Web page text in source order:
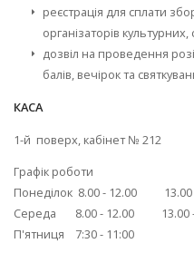
реєстрація для сплати
організаторів
дозвіл на проведення
балів, вечірок та
КАСА
1-й поверх, кабінет № 212
Графік роботи
Понеділок 8.00 - 12.00 13.00
Середа 8.00 - 12.00 13.00 -
П'ятниця 7:30 - 11:00